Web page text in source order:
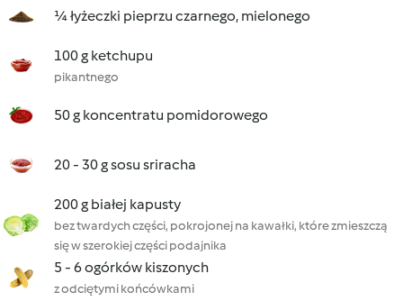
¼ łyżeczki pieprzu czarnego, mielonego
100 g ketchupu
pikantnego
50 g koncentratu pomidorowego
20 - 30 g sosu sriracha
200 g białej kapusty
bez twardych części, pokrojonej na kawałki, które zmieszczą
się w szerokiej części podajnika
5 - 6 ogórków kiszonych
z odciętymi końcówkami